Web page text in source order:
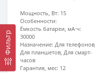
Фильтр
Мощность, Вт: 15
Особенности:
Ёмкость батареи, мА·ч:
30000
Назначение: Для телефонов,
Для планшетов, Для смарт-
часов
Гарантия, мес: 12